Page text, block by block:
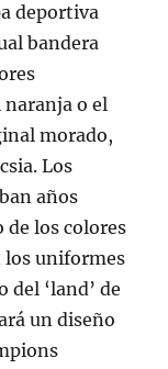
deportiva
bandera
o el
morado,
Los
años
de los colores
los uniformes
del ‘land’ de
un diseño